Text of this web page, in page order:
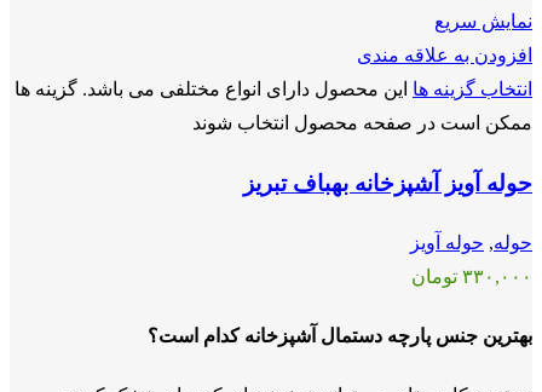
نمایش سریع
افزودن به علاقه مندی
انتخاب گزینه ها این محصول دارای انواع مختلفی می باشد. گزینه ها
ممکن است در صفحه محصول انتخاب شوند
حوله آویز آشپزخانه بهباف تبریز
حوله, حوله آویز
۳۳۰,۰۰۰ تومان
بهترین جنس پارچه دستمال آشپزخانه کدام است؟